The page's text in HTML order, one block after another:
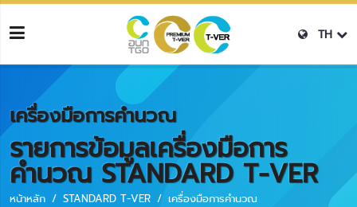
TH
เครื่องมือการคำนวณ
รายการข้อมูลเครื่องมือการ
คำนวณ STANDARD T-VER
หน้าหลัก STANDARD T-VER เครื่องมือการคำนวณ